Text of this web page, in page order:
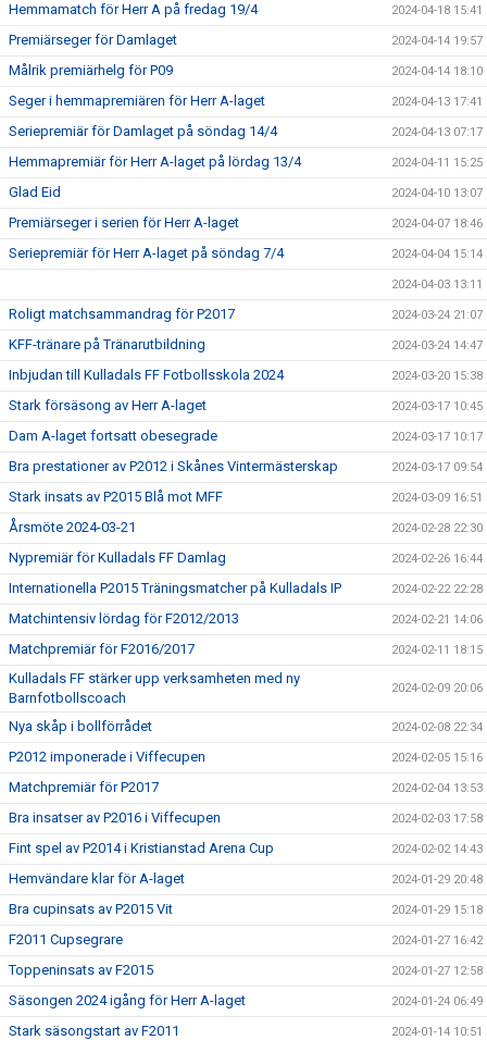
Hemmamatch för Herr A på fredag 19/4 2024-04-18 15:41
Premiärseger för Damlaget 2024-04-14 19:57
Målrik premiärhelg för P09 2024-04-14 18:10
Seger i hemmapremiären för Herr A-laget 2024-04-13 17:41
Seriepremiär för Damlaget på söndag 14/4 2024-04-13 07:17
Hemmapremiär för Herr A-laget på lördag 13/4 2024-04-11 15:25
Glad Eid 2024-04-10 13:07
Premiärseger i serien för Herr A-laget 2024-04-07 18:46
Seriepremiär för Herr A-laget på söndag 7/4 2024-04-04 15:14
2024-04-03 13:11
Roligt matchsammandrag för P2017 2024-03-24 21:07
KFF-tränare på Tränarutbildning 2024-03-24 14:47
Inbjudan till Kulladals FF Fotbollsskola 2024 2024-03-20 15:38
Stark försäsong av Herr A-laget 2024-03-17 10:45
Dam A-laget fortsatt obesegrade 2024-03-17 10:17
Bra prestationer av P2012 i Skånes Vintermästerskap 2024-03-17 09:54
Stark insats av P2015 Blå mot MFF 2024-03-09 16:51
Årsmöte 2024-03-21 2024-02-28 22:30
Nypremiär för Kulladals FF Damlag 2024-02-26 16:44
Internationella P2015 Träningsmatcher på Kulladals IP 2024-02-22 22:28
Matchintensiv lördag för F2012/2013 2024-02-21 14:06
Matchpremiär för F2016/2017 2024-02-11 18:15
Kulladals FF stärker upp verksamheten med ny
Barnfotbollscoach
2024-02-09 20:06
Nya skåp i bollförrådet 2024-02-08 22:34
P2012 imponerade i Viffecupen 2024-02-05 15:16
Matchpremiär för P2017 2024-02-04 13:53
Bra insatser av P2016 i Viffecupen 2024-02-03 17:58
Fint spel av P2014 i Kristianstad Arena Cup 2024-02-02 14:43
Hemvändare klar för A-laget 2024-01-29 20:48
Bra cupinsats av P2015 Vit 2024-01-29 15:18
F2011 Cupsegrare 2024-01-27 16:42
Toppeninsats av F2015 2024-01-27 12:58
Säsongen 2024 igång för Herr A-laget 2024-01-24 06:49
Stark säsongstart av F2011 2024-01-14 10:51